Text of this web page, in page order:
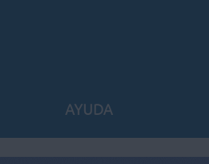
AYUDA